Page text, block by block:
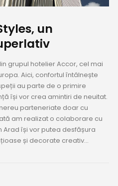
un
grupul hotelier Accor, cel mai
Aici, confortul întâlnește
au parte de o primire
își vor crea amintiri de neuitat.
parteneriate doar cu
am realizat o colaborare cu
Arad își vor putea desfășura
și decorate creativ...